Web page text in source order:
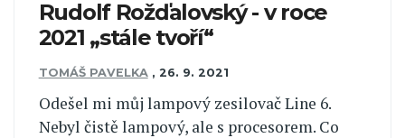
Rudolf Rožďalovský - v roce
2021 „stále tvoří“
TOMÁŠ PAVELKA , 26. 9. 2021
Odešel mi můj lampový zesilovač Line 6.
Nebyl čistě lampový, ale s procesorem. Co